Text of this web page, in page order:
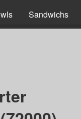
Sandwichs